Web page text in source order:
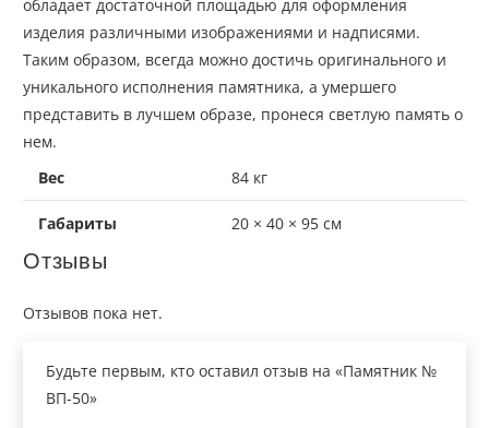
обладает достаточной площадью для оформления
изделия различными изображениями и надписями.
Таким образом, всегда можно достичь оригинального и
уникального исполнения памятника, а умершего
представить в лучшем образе, пронеся светлую память о
нем.
Вес
84 кг
Габариты 20 × 40 × 95 см
Отзывы
Отзывов пока нет.
Будьте первым, кто оставил отзыв на «Памятник №
ВП-50»